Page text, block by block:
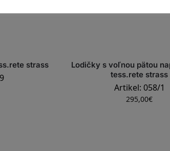
strass
Lodičky s voľnou pätou
tess.rete strass
Artikel: 058/1
295,00€